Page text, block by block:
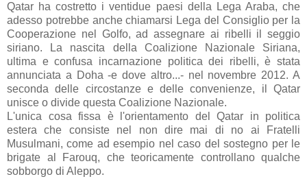
Qatar ha costretto i ventidue paesi della Lega Araba, che
adesso potrebbe anche chiamarsi Lega del Consiglio per la
Cooperazione nel Golfo, ad assegnare ai ribelli il seggio
siriano. La nascita della Coalizione Nazionale Siriana,
ultima e confusa incarnazione politica dei ribelli, è stata
annunciata a Doha -e dove altro...- nel novembre 2012. A
seconda delle circostanze e delle convenienze, il Qatar
unisce o divide questa Coalizione Nazionale.
L'unica cosa fissa è l'orientamento del Qatar in politica
estera che consiste nel non dire mai di no ai Fratelli
Musulmani, come ad esempio nel caso del sostegno per le
brigate al Farouq, che teoricamente controllano qualche
sobborgo di Aleppo.